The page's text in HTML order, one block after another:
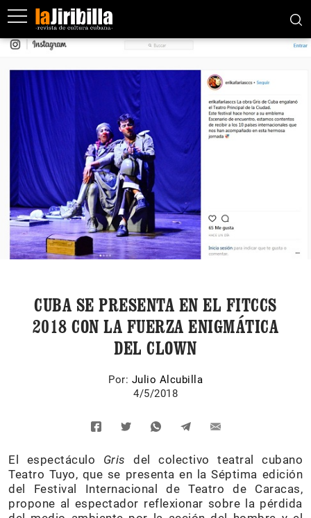
CUBA SE PRESENTA EN EL FITCCS
2018 CON LA FUERZA ENIGMÁTICA
DEL CLOWN
Por: Julio Alcubilla
4/5/2018
El espectáculo Gris del colectivo teatral cubano
Teatro Tuyo, que se presenta en la Séptima edición
del Festival Internacional de Teatro de Caracas,
propone al espectador reflexionar sobre la pérdida